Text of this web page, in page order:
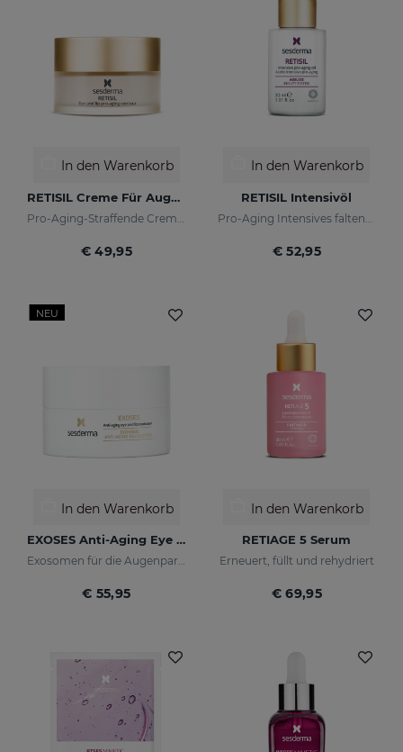
In den Warenkorb
RETISIL Creme Für Augen Und Lippen
€ 49,95
In den Warenkorb
RETISIL Intensivöl
€ 52,95
NEU
In den Warenkorb
EXOSES Anti-Aging Eye And Lip Contour
Exosomen für die Augenpartie
€ 55,95
In den Warenkorb
RETIAGE 5 Serum
Erneuert, füllt und rehydriert
€ 69,95